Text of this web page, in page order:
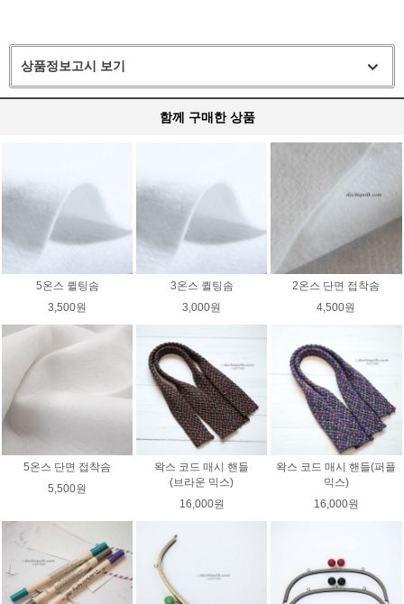
상품정보고시 보기
함께 구매한 상품
5온스 퀼팅솜
3,500원
3온스 퀼팅솜
3,000원
2온스 단면 접착솜
4,500원
5온스 단면 접착솜
5,500원
왁스 코드 매시 핸들
(브라운 믹스)
16,000원
왁스 코드 매시 핸들(퍼플
믹스)
16,000원